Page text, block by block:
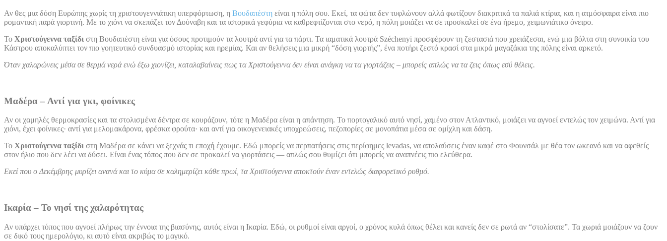
Αν θες μια δόση Ευρώπης χωρίς τη χριστουγεννιάτικη υπερφόρτωση, η Βουδαπέστη είναι η πόλη σου. Εκεί, τα φώτα δεν τυφλώνουν αλλά φωτίζουν διακριτικά τα παλιά κτίρια, και η ατμόσφαιρα είναι πιο
ρομαντική παρά γιορτινή. Με το χιόνι να σκεπάζει τον Δούναβη και τα ιστορικά γεφύρια να καθρεφτίζονται στο νερό, η πόλη μοιάζει να σε προσκαλεί σε ένα ήρεμο, χειμωνιάτικο όνειρο.
Το Χριστούγεννα ταξίδι στη Βουδαπέστη είναι για όσους προτιμούν τα λουτρά αντί για τα πάρτι. Τα ιαματικά λουτρά Széchenyi προσφέρουν τη ζεστασιά που χρειάζεσαι, ενώ μια βόλτα στη συνοικία του
Κάστρου αποκαλύπτει τον πιο γοητευτικό συνδυασμό ιστορίας και ηρεμίας. Και αν θελήσεις μια μικρή “δόση γιορτής”, ένα ποτήρι ζεστό κρασί στα μικρά μαγαζάκια της πόλης είναι αρκετό.
Όταν χαλαρώνεις μέσα σε θερμά νερά ενώ έξω χιονίζει, καταλαβαίνεις πως τα Χριστούγεννα δεν είναι ανάγκη να τα γιορτάζεις – μπορείς απλώς να τα ζεις όπως εσύ θέλεις.
Μαδέρα – Αντί για γκι, φοίνικες
Αν οι χαμηλές θερμοκρασίες και τα στολισμένα δέντρα σε κουράζουν, τότε η Μαδέρα είναι η απάντηση. Το πορτογαλικό αυτό νησί, χαμένο στον Ατλαντικό, μοιάζει να αγνοεί εντελώς τον χειμώνα. Αντί για
χιόνι, έχει φοίνικες· αντί για μελομακάρονα, φρέσκα φρούτα· και αντί για οικογενειακές υποχρεώσεις, πεζοπορίες σε μονοπάτια μέσα σε ομίχλη και δάση.
Το Χριστούγεννα ταξίδι στη Μαδέρα σε κάνει να ξεχνάς τι εποχή έχουμε. Εδώ μπορείς να περπατήσεις στις περίφημες levadas, να απολαύσεις έναν καφέ στο Φουνσάλ με θέα τον ωκεανό και να αφεθείς
στον ήλιο που δεν λέει να δύσει. Είναι ένας τόπος που δεν σε προκαλεί να γιορτάσεις — απλώς σου θυμίζει ότι μπορείς να αναπνέεις πιο ελεύθερα.
Εκεί που ο Δεκέμβρης μυρίζει ανανά και το κύμα σε καλημερίζει κάθε πρωί, τα Χριστούγεννα αποκτούν έναν εντελώς διαφορετικό ρυθμό.
Ικαρία – Το νησί της χαλαρότητας
Αν υπάρχει τόπος που αγνοεί πλήρως την έννοια της βιασύνης, αυτός είναι η Ικαρία. Εδώ, οι ρυθμοί είναι αργοί, ο χρόνος κυλά όπως θέλει και κανείς δεν σε ρωτά αν “στολίσατε”. Τα χωριά μοιάζουν να ζουν
σε δικό τους ημερολόγιο, κι αυτό είναι ακριβώς το μαγικό.